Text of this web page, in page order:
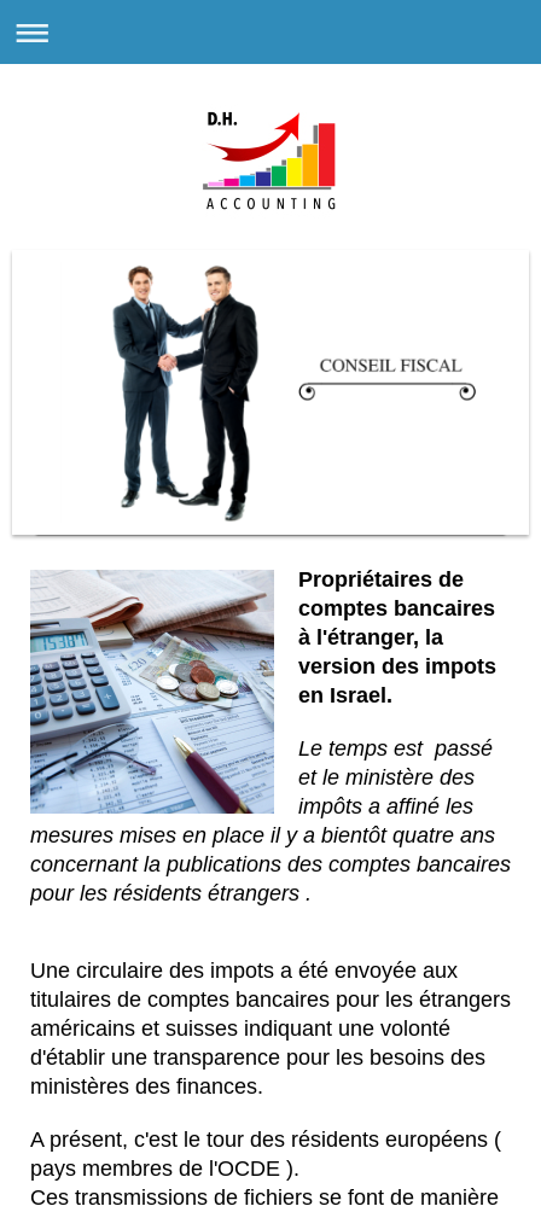
Propriétaires de
comptes bancaires
à l'étranger, la
version des impots
en Israel.
Le temps est passé
et le ministère des
impôts a affiné les
mesures mises en place il y a bientôt quatre ans
concernant la publications des comptes bancaires
pour les résidents étrangers .
Une circulaire des impots a été envoyée aux
titulaires de comptes bancaires pour les étrangers
américains et suisses indiquant une volonté
d'établir une transparence pour les besoins des
ministères des finances.
A présent, c'est le tour des résidents européens (
pays membres de l'OCDE ).
Ces transmissions de fichiers se font de manière